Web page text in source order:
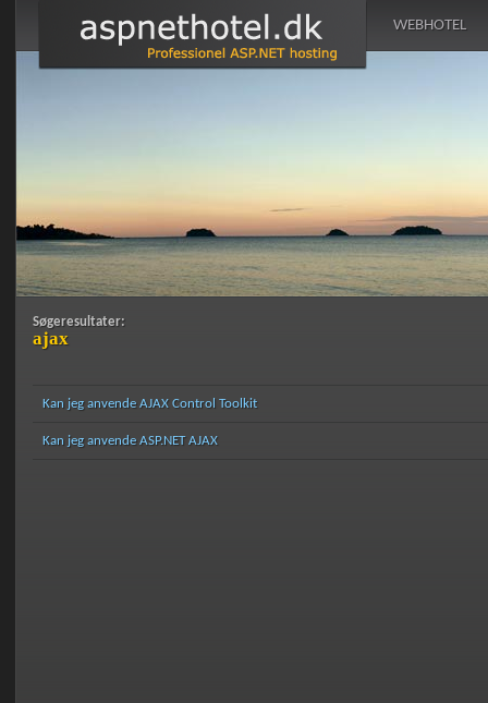
WEBHOTEL
Søgeresultater:
ajax
Kan jeg anvende AJAX Control Toolkit
Kan jeg anvende ASP.NET AJAX